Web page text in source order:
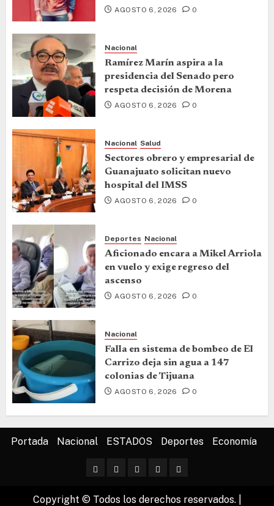
AGOSTO 6, 2026 0
Nacional
Ramírez Marín aspira a la
presidencia del Senado pero
respeta decisión de Morena
AGOSTO 6, 2026 0
Nacional Salud
Sectores obrero y empresarial de
Guanajuato solicitan nuevo
hospital del IMSS
AGOSTO 6, 2026 0
Deportes Nacional
Aficionado encara a Mikel Arriola
en vuelo y exige regreso del
ascenso
AGOSTO 6, 2026 0
Nacional
Falla en sistema de bombeo de El
Carrizo deja sin agua a 147
colonias de Tijuana
AGOSTO 6, 2026 0
Portada Nacional ESTADOS Deportes Economía
Copyright © Todos los derechos reservados.